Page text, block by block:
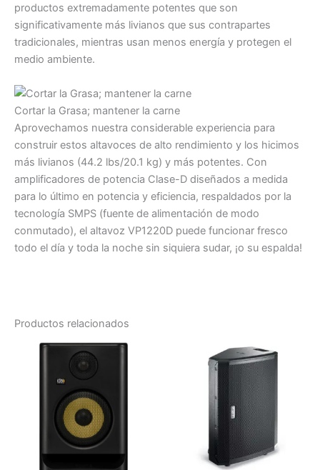
productos extremadamente potentes que son
significativamente más livianos que sus contrapartes
tradicionales, mientras usan menos energía y protegen el
medio ambiente.
Cortar la Grasa; mantener la carne
Aprovechamos nuestra considerable experiencia para
construir estos altavoces de alto rendimiento y los hicimos
más livianos (44.2 lbs/20.1 kg) y más potentes. Con
amplificadores de potencia Clase-D diseñados a medida
para lo último en potencia y eficiencia, respaldados por la
tecnología SMPS (fuente de alimentación de modo
conmutado), el altavoz VP1220D puede funcionar fresco
todo el día y toda la noche sin siquiera sudar, ¡o su espalda!
Productos relacionados